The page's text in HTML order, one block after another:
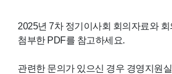
2025년 7차 정기이사회 회의자료와
첨부한 PDF를 참고하세요.
관련한 문의가 있으신 경우 경영지원